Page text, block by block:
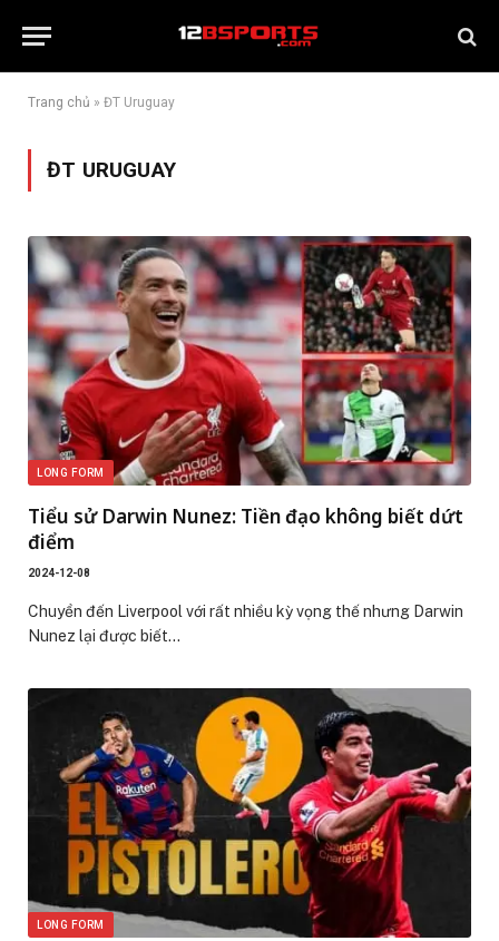
Trang chủ » ĐT Uruguay
ĐT URUGUAY
LONG FORM
Tiểu sử Darwin Nunez: Tiền đạo không biết dứt
điểm
2024-12-08
Chuyển đến Liverpool với rất nhiều kỳ vọng thế nhưng Darwin
Nunez lại được biết…
LONG FORM